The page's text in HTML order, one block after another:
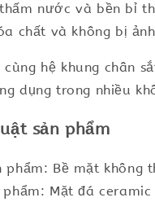
nước và bền bỉ
chất và không bị
hệ khung chân
dụng trong nhiều
sản phẩm
phẩm: Bề mặt
Mặt đá